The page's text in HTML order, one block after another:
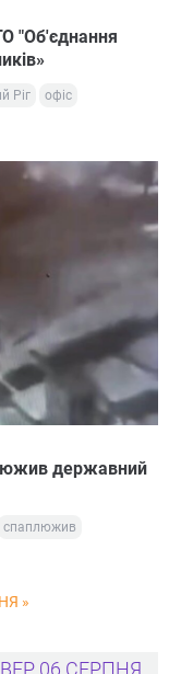
"Об'єднання
Ріг
офіс
державний
спаплюжив
»
06 СЕРПНЯ